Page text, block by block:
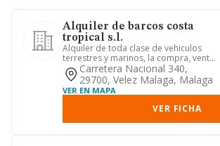
Alquiler de barcos costa
tropical s.l.
Alquiler de toda clase de vehiculos
terrestres y marinos, la compra, venta,
exportacion, importacio...
Carretera Nacional 340,
29700, Velez Malaga, Malaga
VER EN MAPA
VER FICHA